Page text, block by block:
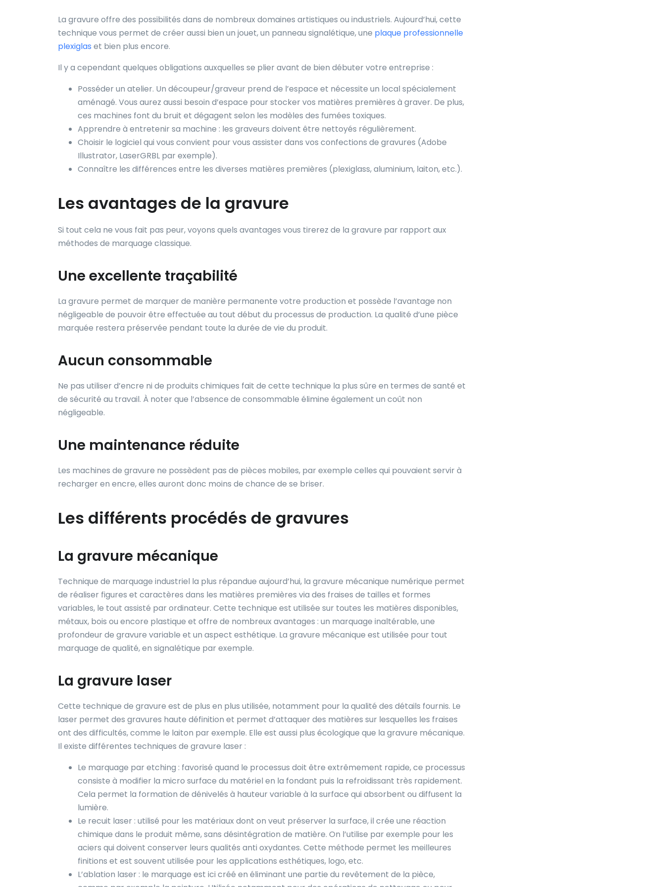
La gravure offre des possibilités dans de nombreux domaines artistiques ou industriels. Aujourd’hui, cette
technique vous permet de créer aussi bien un jouet, un panneau signalétique, une plaque professionnelle
plexiglas et bien plus encore.
Il y a cependant quelques obligations auxquelles se plier avant de bien débuter votre entreprise :
Posséder un atelier. Un découpeur/graveur prend de l’espace et nécessite un local spécialement
aménagé. Vous aurez aussi besoin d’espace pour stocker vos matières premières à graver. De plus,
ces machines font du bruit et dégagent selon les modèles des fumées toxiques.
Apprendre à entretenir sa machine : les graveurs doivent être nettoyés régulièrement.
Choisir le logiciel qui vous convient pour vous assister dans vos confections de gravures (Adobe
Illustrator, LaserGRBL par exemple).
Connaître les différences entre les diverses matières premières (plexiglass, aluminium, laiton, etc.).
Les avantages de la gravure
Si tout cela ne vous fait pas peur, voyons quels avantages vous tirerez de la gravure par rapport aux
méthodes de marquage classique.
Une excellente traçabilité
La gravure permet de marquer de manière permanente votre production et possède l’avantage non
négligeable de pouvoir être effectuée au tout début du processus de production. La qualité d’une pièce
marquée restera préservée pendant toute la durée de vie du produit.
Aucun consommable
Ne pas utiliser d’encre ni de produits chimiques fait de cette technique la plus sûre en termes de santé et
de sécurité au travail. À noter que l’absence de consommable élimine également un coût non
négligeable.
Une maintenance réduite
Les machines de gravure ne possèdent pas de pièces mobiles, par exemple celles qui pouvaient servir à
recharger en encre, elles auront donc moins de chance de se briser.
Les différents procédés de gravures
La gravure mécanique
Technique de marquage industriel la plus répandue aujourd’hui, la gravure mécanique numérique permet
de réaliser figures et caractères dans les matières premières via des fraises de tailles et formes
variables, le tout assisté par ordinateur. Cette technique est utilisée sur toutes les matières disponibles,
métaux, bois ou encore plastique et offre de nombreux avantages : un marquage inaltérable, une
profondeur de gravure variable et un aspect esthétique. La gravure mécanique est utilisée pour tout
marquage de qualité, en signalétique par exemple.
La gravure laser
Cette technique de gravure est de plus en plus utilisée, notamment pour la qualité des détails fournis. Le
laser permet des gravures haute définition et permet d’attaquer des matières sur lesquelles les fraises
ont des difficultés, comme le laiton par exemple. Elle est aussi plus écologique que la gravure mécanique.
Il existe différentes techniques de gravure laser :
Le marquage par etching : favorisé quand le processus doit être extrêmement rapide, ce processus
consiste à modifier la micro surface du matériel en la fondant puis la refroidissant très rapidement.
Cela permet la formation de dénivelés à hauteur variable à la surface qui absorbent ou diffusent la
lumière.
Le recuit laser : utilisé pour les matériaux dont on veut préserver la surface, il crée une réaction
chimique dans le produit même, sans désintégration de matière. On l’utilise par exemple pour les
aciers qui doivent conserver leurs qualités anti oxydantes. Cette méthode permet les meilleures
finitions et est souvent utilisée pour les applications esthétiques, logo, etc.
L’ablation laser : le marquage est ici créé en éliminant une partie du revêtement de la pièce,